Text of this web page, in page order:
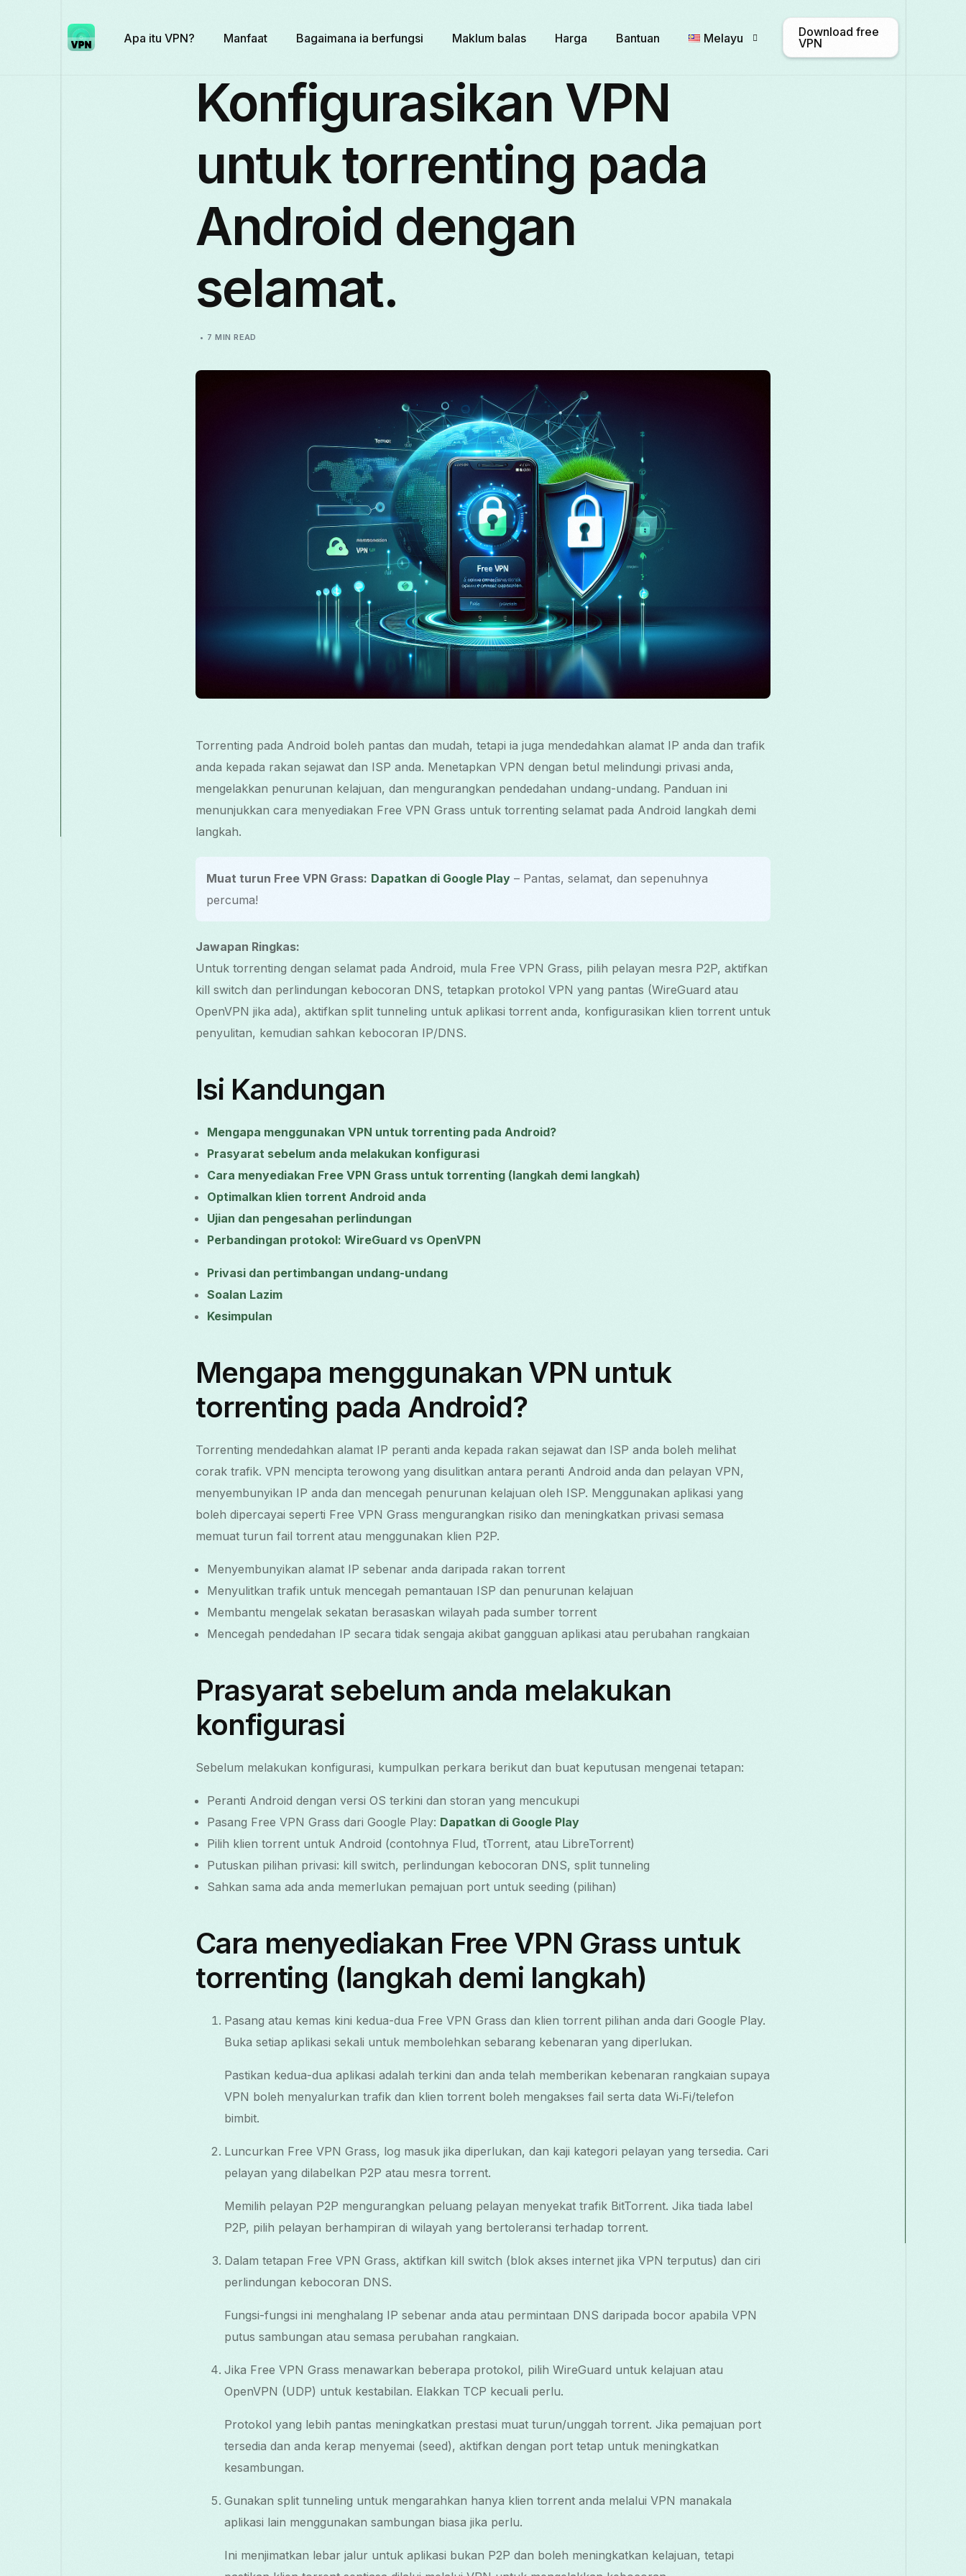
Apa itu VPN? Manfaat Bagaimana ia berfungsi Maklum balas Harga Bantuan Melayu
Română
Download free
VPN
Konfigurasikan VPN
untuk torrenting pada
Android dengan
selamat.
7 MIN READ
Torrenting pada Android boleh pantas dan mudah, tetapi ia juga mendedahkan alamat IP anda dan trafik
anda kepada rakan sejawat dan ISP anda. Menetapkan VPN dengan betul melindungi privasi anda,
mengelakkan penurunan kelajuan, dan mengurangkan pendedahan undang-undang. Panduan ini
menunjukkan cara menyediakan Free VPN Grass untuk torrenting selamat pada Android langkah demi
langkah.
Muat turun Free VPN Grass: Dapatkan di Google Play – Pantas, selamat, dan sepenuhnya
percuma!
Jawapan Ringkas:
Untuk torrenting dengan selamat pada Android, mula Free VPN Grass, pilih pelayan mesra P2P, aktifkan
kill switch dan perlindungan kebocoran DNS, tetapkan protokol VPN yang pantas (WireGuard atau
OpenVPN jika ada), aktifkan split tunneling untuk aplikasi torrent anda, konfigurasikan klien torrent untuk
penyulitan, kemudian sahkan kebocoran IP/DNS.
Isi Kandungan
Mengapa menggunakan VPN untuk torrenting pada Android?
Prasyarat sebelum anda melakukan konfigurasi
Cara menyediakan Free VPN Grass untuk torrenting (langkah demi langkah)
Optimalkan klien torrent Android anda
Ujian dan pengesahan perlindungan
Perbandingan protokol: WireGuard vs OpenVPN
Privasi dan pertimbangan undang-undang
Soalan Lazim
Kesimpulan
Mengapa menggunakan VPN untuk
torrenting pada Android?
Torrenting mendedahkan alamat IP peranti anda kepada rakan sejawat dan ISP anda boleh melihat
corak trafik. VPN mencipta terowong yang disulitkan antara peranti Android anda dan pelayan VPN,
menyembunyikan IP anda dan mencegah penurunan kelajuan oleh ISP. Menggunakan aplikasi yang
boleh dipercayai seperti Free VPN Grass mengurangkan risiko dan meningkatkan privasi semasa
memuat turun fail torrent atau menggunakan klien P2P.
Menyembunyikan alamat IP sebenar anda daripada rakan torrent
Menyulitkan trafik untuk mencegah pemantauan ISP dan penurunan kelajuan
Membantu mengelak sekatan berasaskan wilayah pada sumber torrent
Mencegah pendedahan IP secara tidak sengaja akibat gangguan aplikasi atau perubahan rangkaian
Prasyarat sebelum anda melakukan
konfigurasi
Sebelum melakukan konfigurasi, kumpulkan perkara berikut dan buat keputusan mengenai tetapan:
Peranti Android dengan versi OS terkini dan storan yang mencukupi
Pasang Free VPN Grass dari Google Play: Dapatkan di Google Play
Pilih klien torrent untuk Android (contohnya Flud, tTorrent, atau LibreTorrent)
Putuskan pilihan privasi: kill switch, perlindungan kebocoran DNS, split tunneling
Sahkan sama ada anda memerlukan pemajuan port untuk seeding (pilihan)
Cara menyediakan Free VPN Grass untuk
torrenting (langkah demi langkah)
Pasang atau kemas kini kedua-dua Free VPN Grass dan klien torrent pilihan anda dari Google Play.
Buka setiap aplikasi sekali untuk membolehkan sebarang kebenaran yang diperlukan.
Pastikan kedua-dua aplikasi adalah terkini dan anda telah memberikan kebenaran rangkaian supaya
VPN boleh menyalurkan trafik dan klien torrent boleh mengakses fail serta data Wi‑Fi/telefon
bimbit.
Luncurkan Free VPN Grass, log masuk jika diperlukan, dan kaji kategori pelayan yang tersedia. Cari
pelayan yang dilabelkan P2P atau mesra torrent.
Memilih pelayan P2P mengurangkan peluang pelayan menyekat trafik BitTorrent. Jika tiada label
P2P, pilih pelayan berhampiran di wilayah yang bertoleransi terhadap torrent.
Dalam tetapan Free VPN Grass, aktifkan kill switch (blok akses internet jika VPN terputus) dan ciri
perlindungan kebocoran DNS.
Fungsi-fungsi ini menghalang IP sebenar anda atau permintaan DNS daripada bocor apabila VPN
putus sambungan atau semasa perubahan rangkaian.
Jika Free VPN Grass menawarkan beberapa protokol, pilih WireGuard untuk kelajuan atau
OpenVPN (UDP) untuk kestabilan. Elakkan TCP kecuali perlu.
Protokol yang lebih pantas meningkatkan prestasi muat turun/unggah torrent. Jika pemajuan port
tersedia dan anda kerap menyemai (seed), aktifkan dengan port tetap untuk meningkatkan
kesambungan.
Gunakan split tunneling untuk mengarahkan hanya klien torrent anda melalui VPN manakala
aplikasi lain menggunakan sambungan biasa jika perlu.
Ini menjimatkan lebar jalur untuk aplikasi bukan P2P dan boleh meningkatkan kelajuan, tetapi